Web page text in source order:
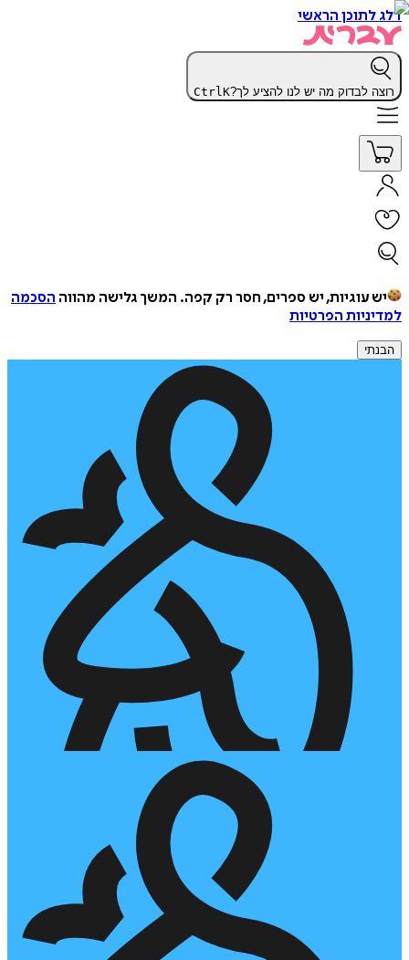
דלג לתוכן הראשי
רוצה לבדוק מה יש לנו להציע לך? CtrlK
יש עוגיות, יש ספרים, חסר רק קפה. המשך גלישה מהווה הסכמה
למדיניות הפרטיות
הבנתי